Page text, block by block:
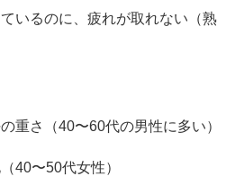
いるのに、疲れが取れない（熟
重さ（40〜60代の男性に多い）
40〜50代女性）